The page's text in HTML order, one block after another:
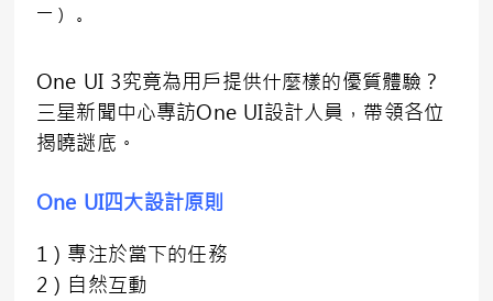
一）
。
One UI 3究竟為用戶提供什麼樣的優質體驗？
三星新聞中心專訪One UI設計人員，帶領各位
揭曉謎底。
One UI四大設計原則
1）專注於當下的任務
2）自然互動